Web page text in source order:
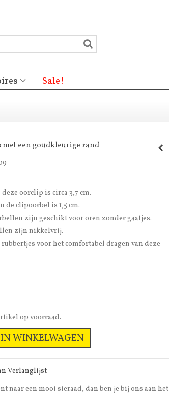
Sale!
een goudkleurige rand
oorclip is circa 3,7 cm.
de clipoorbel is 1,5 cm.
zijn geschikt voor oren zonder gaatjes.
zijn nikkelvrij.
voor het comfortabel dragen van deze
op voorraad.
IN WINKELWAGEN
Verlanglijst
naar een mooi sieraad, dan ben je bij ons aan het